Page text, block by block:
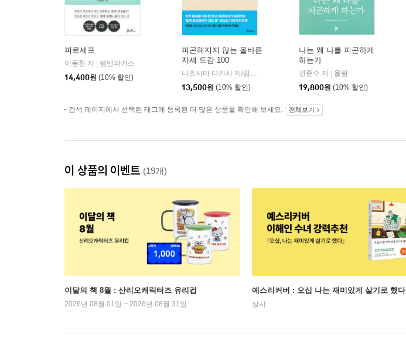
피로세포
이동환 저
쌤앤파커스
14,400원 (10% 할인)
피곤해지지 않는 올바른
자세 도감 100
나츠시마 다카시 저/김수정 역
즐거운상상
13,500원 (10% 할인)
나는 왜 나를 피곤하게
하는가
권준수 저
올림
19,800원 (10% 할인)
검색 페이지에서 선택된 태그에 등록된 더 많은 상품을 확인해 보세요. 전체보기
이 상품의 이벤트 (19개)
이달의 책 8월 : 산리오캐릭터즈 유리컵
2026년 08월 01일 ~ 2026년 08월 31일
예스리커버 : 오십 나는 재미있게 살기로 했다
상시